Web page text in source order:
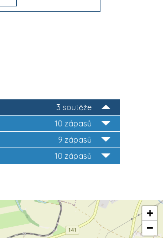
3 soutěže
10 zápasů
9 zápasů
10 zápasů
+
−